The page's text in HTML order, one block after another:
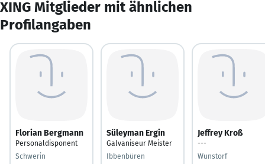
XING Mitglieder mit ähnlichen
Profilangaben
Florian Bergmann
Personaldisponent
Schwerin
Süleyman Ergin
Galvaniseur Meister
Ibbenbüren
Jeffrey Kroß
---
Wunstorf